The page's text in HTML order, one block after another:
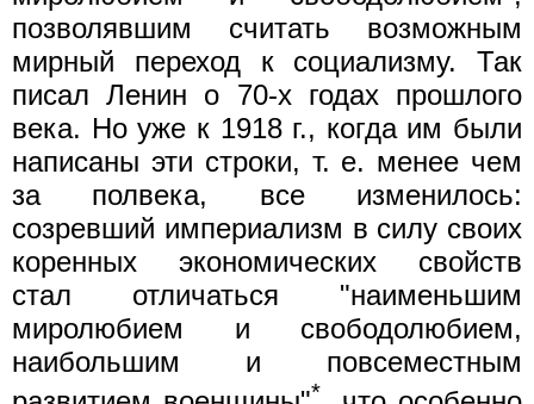
позволявшим считать возможным
мирный переход к социализму. Так
писал Ленин о 70-х годах прошлого
века. Но уже к 1918 г., когда им были
написаны эти строки, т. е. менее чем
за полвека, все изменилось:
созревший империализм в силу своих
коренных экономических свойств
стал отличаться "наименьшим
миролюбием и свободолюбием,
наибольшим и повсеместным
*